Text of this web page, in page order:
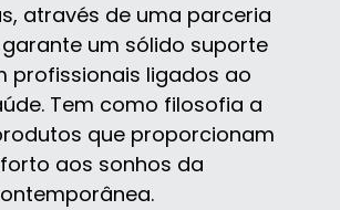
através de uma parceria
um sólido suporte
profissionais ligados ao
Tem como filosofia a
que proporcionam
aos sonhos da